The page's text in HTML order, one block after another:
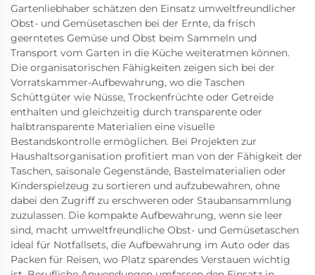
Gartenliebhaber schätzen den Einsatz umweltfreundlicher
Obst- und Gemüsetaschen bei der Ernte, da frisch
geerntetes Gemüse und Obst beim Sammeln und
Transport vom Garten in die Küche weiteratmen können.
Die organisatorischen Fähigkeiten zeigen sich bei der
Vorratskammer-Aufbewahrung, wo die Taschen
Schüttgüter wie Nüsse, Trockenfrüchte oder Getreide
enthalten und gleichzeitig durch transparente oder
halbtransparente Materialien eine visuelle
Bestandskontrolle ermöglichen. Bei Projekten zur
Haushaltsorganisation profitiert man von der Fähigkeit der
Taschen, saisonale Gegenstände, Bastelmaterialien oder
Kinderspielzeug zu sortieren und aufzubewahren, ohne
dabei den Zugriff zu erschweren oder Staubansammlung
zuzulassen. Die kompakte Aufbewahrung, wenn sie leer
sind, macht umweltfreundliche Obst- und Gemüsetaschen
ideal für Notfallsets, die Aufbewahrung im Auto oder das
Packen für Reisen, wo Platz sparendes Verstauen wichtig